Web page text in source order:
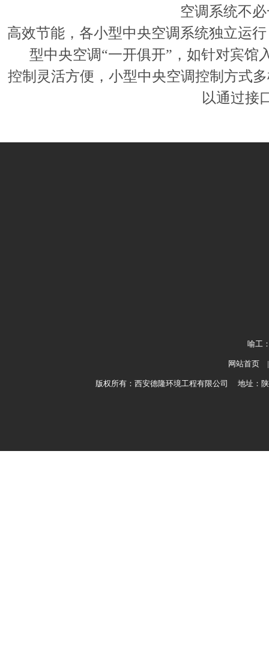
空调系统不
高效节能，各小型中央空调系统独立运
型中央空调“一开俱开” ，如针对宾馆
控制灵活方便，小型中央空调控制方式
以通过接
喻工
网站首页
版权所有：西安德隆环境工程有限公司 地址：